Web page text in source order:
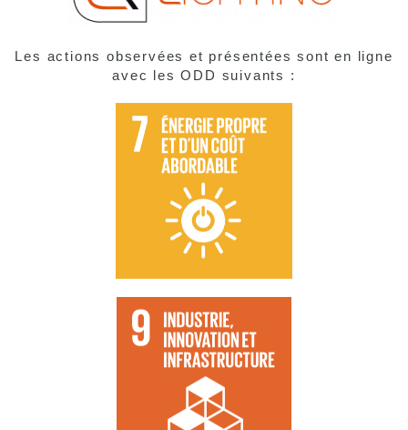
Les actions observées et présentées sont en ligne
avec les ODD suivants :